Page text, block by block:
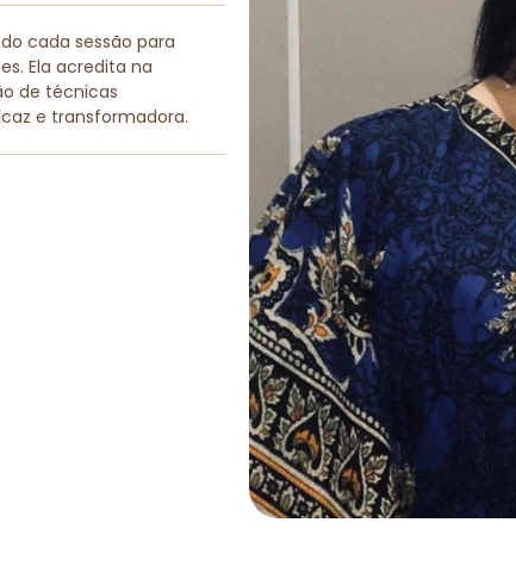
cada sessão para
Ela acredita na
de técnicas
e transformadora.